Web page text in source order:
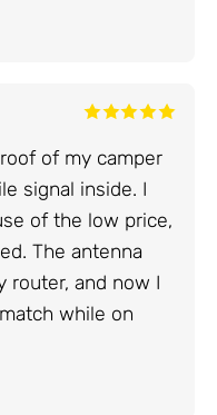
of my camper
signal inside. I
of the low price,
The antenna
router, and now I
while on